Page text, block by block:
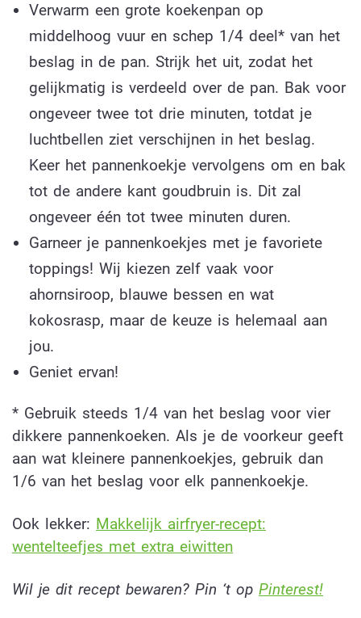
Verwarm een grote koekenpan op
middelhoog vuur en schep 1/4 deel* van het
beslag in de pan. Strijk het uit, zodat het
gelijkmatig is verdeeld over de pan. Bak voor
ongeveer twee tot drie minuten, totdat je
luchtbellen ziet verschijnen in het beslag.
Keer het pannenkoekje vervolgens om en bak
tot de andere kant goudbruin is. Dit zal
ongeveer één tot twee minuten duren.
Garneer je pannenkoekjes met je favoriete
toppings! Wij kiezen zelf vaak voor
ahornsiroop, blauwe bessen en wat
kokosrasp, maar de keuze is helemaal aan
jou.
Geniet ervan!
* Gebruik steeds 1/4 van het beslag voor vier
dikkere pannenkoeken. Als je de voorkeur geeft
aan wat kleinere pannenkoekjes, gebruik dan
1/6 van het beslag voor elk pannenkoekje.
Ook lekker: Makkelijk airfryer-recept:
wentelteefjes met extra eiwitten
Wil je dit recept bewaren? Pin ‘t op Pinterest!